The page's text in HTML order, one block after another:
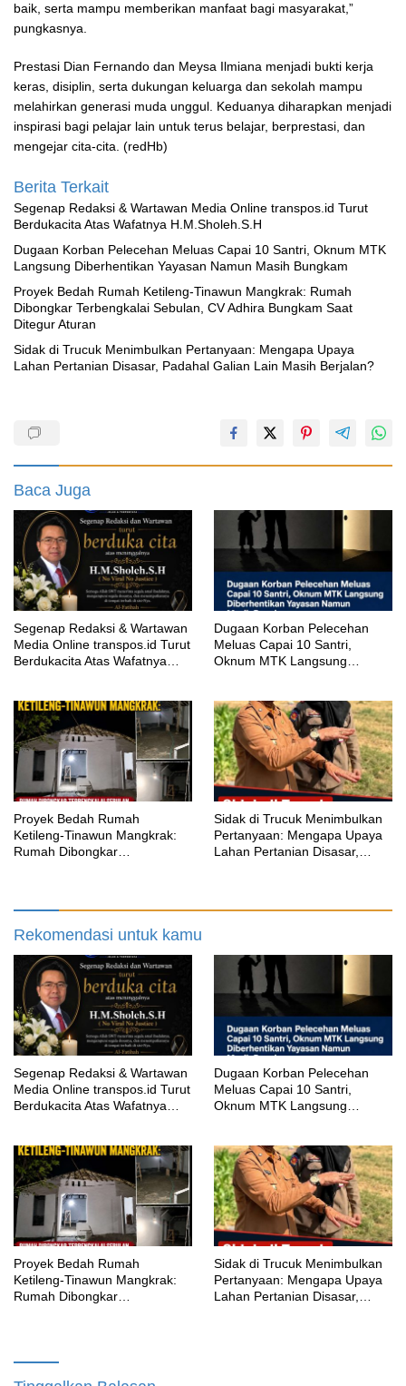
baik, serta mampu memberikan manfaat bagi masyarakat,”
pungkasnya.
Prestasi Dian Fernando dan Meysa Ilmiana menjadi bukti kerja
keras, disiplin, serta dukungan keluarga dan sekolah mampu
melahirkan generasi muda unggul. Keduanya diharapkan menjadi
inspirasi bagi pelajar lain untuk terus belajar, berprestasi, dan
mengejar cita-cita. (redHb)
Berita Terkait
Segenap Redaksi & Wartawan Media Online transpos.id Turut
Berdukacita Atas Wafatnya H.M.Sholeh.S.H
‎Dugaan Korban Pelecehan Meluas Capai 10 Santri, Oknum MTK
Langsung Diberhentikan Yayasan Namun Masih Bungkam
Proyek Bedah Rumah Ketileng-Tinawun Mangkrak: Rumah
Dibongkar Terbengkalai Sebulan, CV Adhira Bungkam Saat
Ditegur Aturan
‎Sidak di Trucuk Menimbulkan Pertanyaan: Mengapa Upaya
Lahan Pertanian Disasar, Padahal Galian Lain Masih Berjalan?
Baca Juga
Segenap Redaksi & Wartawan
Media Online transpos.id Turut
Berdukacita Atas Wafatnya
‎Dugaan Korban Pelecehan
Meluas Capai 10 Santri,
Oknum MTK Langsung
Proyek Bedah Rumah
Ketileng-Tinawun Mangkrak:
Rumah Dibongkar
‎Sidak di Trucuk Menimbulkan
Pertanyaan: Mengapa Upaya
Lahan Pertanian Disasar,
Rekomendasi untuk kamu
Segenap Redaksi & Wartawan
Media Online transpos.id Turut
Berdukacita Atas Wafatnya
‎Dugaan Korban Pelecehan
Meluas Capai 10 Santri,
Oknum MTK Langsung
Proyek Bedah Rumah
Ketileng-Tinawun Mangkrak:
Rumah Dibongkar
‎Sidak di Trucuk Menimbulkan
Pertanyaan: Mengapa Upaya
Lahan Pertanian Disasar,